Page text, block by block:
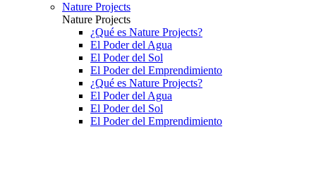
Nature Projects
Nature Projects
¿Qué es Nature Projects?
El Poder del Agua
El Poder del Sol
El Poder del Emprendimiento
¿Qué es Nature Projects?
El Poder del Agua
El Poder del Sol
El Poder del Emprendimiento